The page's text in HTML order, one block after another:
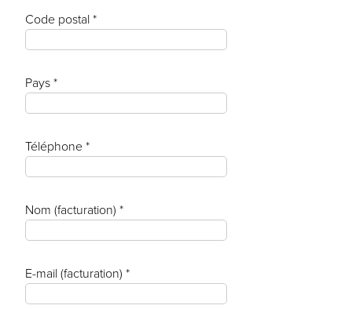
Code postal *
Pays *
Téléphone *
Nom (facturation) *
E-mail (facturation) *